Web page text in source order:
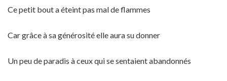
Ce petit bout a éteint pas mal de flammes
Car grâce à sa générosité elle aura su donner
Un peu de paradis à ceux qui se sentaient abandonnés